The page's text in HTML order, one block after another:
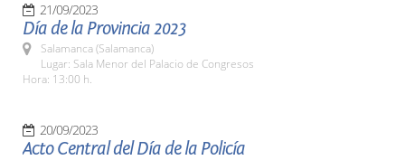
21/09/2023
Día de la Provincia 2023
Salamanca (Salamanca)
Lugar: Sala Menor del Palacio de Congresos
Hora: 13:00 h.
20/09/2023
Acto Central del Día de la Policía